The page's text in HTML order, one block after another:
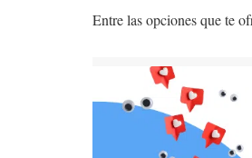
Entre las opciones que te